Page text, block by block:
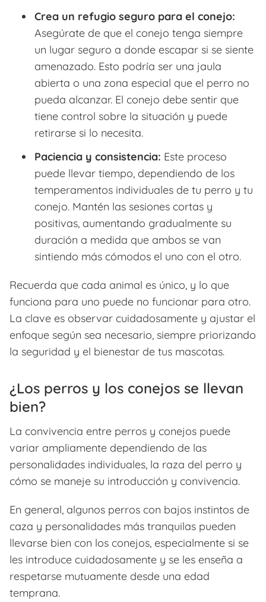
Crea un refugio seguro para el conejo:
Asegúrate de que el conejo tenga siempre
un lugar seguro a donde escapar si se siente
amenazado. Esto podría ser una jaula
abierta o una zona especial que el perro no
pueda alcanzar. El conejo debe sentir que
tiene control sobre la situación y puede
retirarse si lo necesita.
Paciencia y consistencia: Este proceso
puede llevar tiempo, dependiendo de los
temperamentos individuales de tu perro y tu
conejo. Mantén las sesiones cortas y
positivas, aumentando gradualmente su
duración a medida que ambos se van
sintiendo más cómodos el uno con el otro.
Recuerda que cada animal es único, y lo que
funciona para uno puede no funcionar para otro.
La clave es observar cuidadosamente y ajustar el
enfoque según sea necesario, siempre priorizando
la seguridad y el bienestar de tus mascotas.
¿Los perros y los conejos se llevan
bien?
La convivencia entre perros y conejos puede
variar ampliamente dependiendo de las
personalidades individuales, la raza del perro y
cómo se maneje su introducción y convivencia.
En general, algunos perros con bajos instintos de
caza y personalidades más tranquilas pueden
llevarse bien con los conejos, especialmente si se
les introduce cuidadosamente y se les enseña a
respetarse mutuamente desde una edad
temprana.